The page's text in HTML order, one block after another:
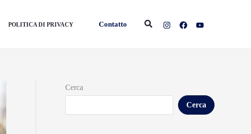
POLITICA DI PRIVACY Contatto Cerca
Cerca
Cerca